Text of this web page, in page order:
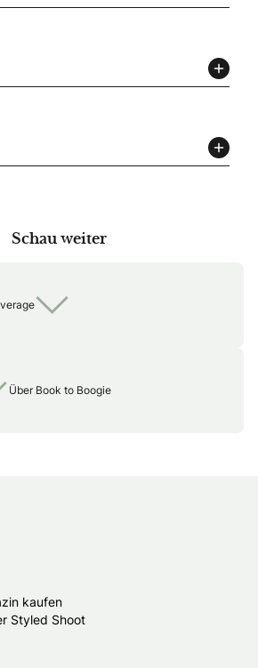
Schau weiter
Über Book to Boogie
kaufen
Styled Shoot